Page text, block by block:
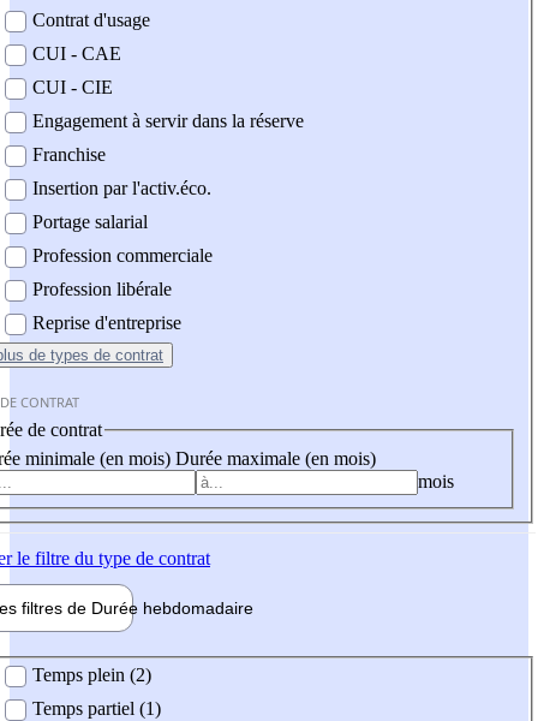
Contrat d'usage
CUI - CAE
CUI - CIE
Engagement à servir dans la réserve
Franchise
Insertion par l'activ.éco.
Portage salarial
Profession commerciale
Profession libérale
Reprise d'entreprise
de types de contrat
CONTRAT
de contrat
minimale (en mois) Durée maximale (en mois)
mois
le filtre du type de contrat
filtres de Durée hebdomadaire
Temps plein (2)
Temps partiel (1)